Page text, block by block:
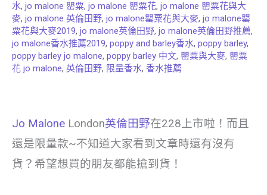
水, jo malone 罌粟, jo malone 罌粟花, jo malone 罌粟花與大
麥, jo malone 英倫田野, jo malone罌粟花與大麥, jo malone罌
粟花與大麥2019, jo malone英倫田野, jo malone英倫田野推薦,
jo malone香水推薦2019, poppy and barley香水, poppy barley,
poppy barley jo malone, poppy barley 中文, 罌粟與大麥, 罌粟
花 jo malone, 英倫田野, 限量香水, 香水推薦
Jo Malone London英倫田野在228上市啦！而且
還是限量款~不知道大家看到文章時還有沒有
貨？希望想買的朋友都能搶到貨！